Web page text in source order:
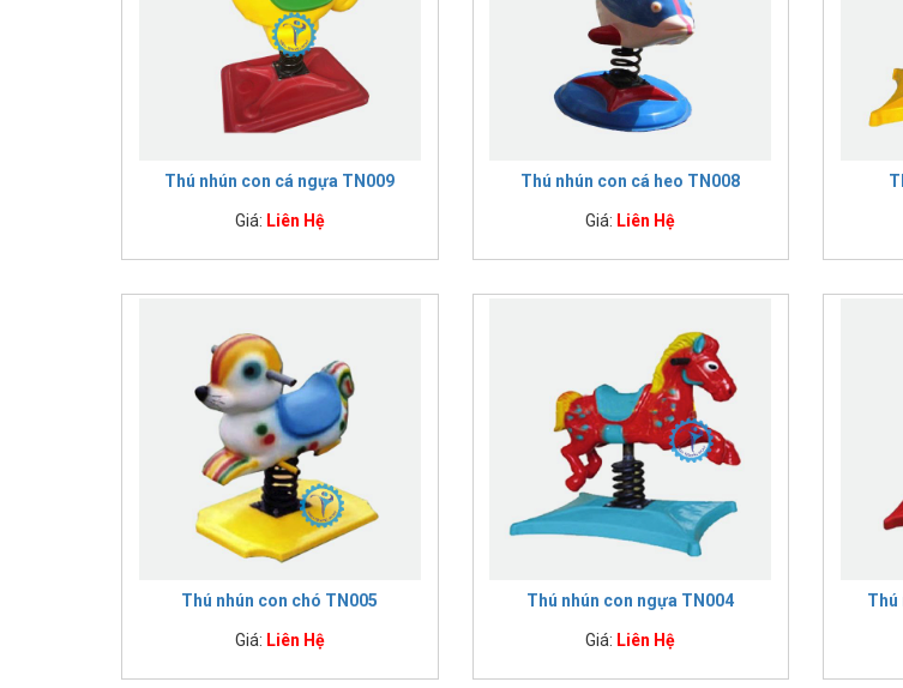
Thú nhún con cá ngựa TN009
Giá: Liên Hệ
Thú nhún con cá heo TN008
Giá: Liên Hệ
Thú nhún con chó TN005
Giá: Liên Hệ
Thú nhún con ngựa TN004
Giá: Liên Hệ
Thú